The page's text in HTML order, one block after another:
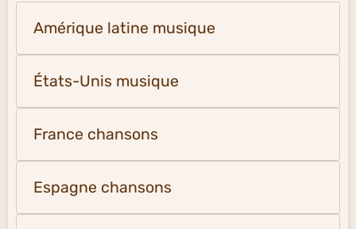
Amérique latine musique
États-Unis musique
France chansons
Espagne chansons